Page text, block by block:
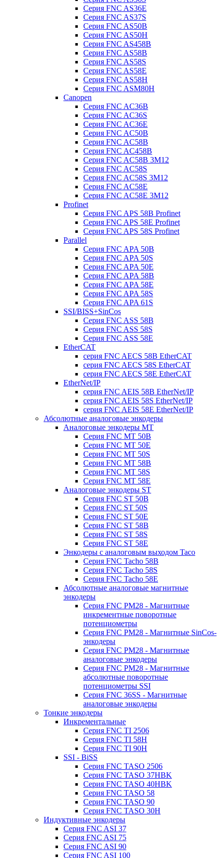
Серия FNC AS36E
Серия FNC AS37S
Серия FNC AS50B
Серия FNC AS50H
Серия FNC AS458B
Серия FNC AS58B
Серия FNC AS58S
Серия FNC AS58E
Серия FNC AS58H
Серия FNC ASM80H
Canopen
Серия FNC AC36B
Серия FNC AC36S
Серия FNC AC36E
Серия FNC AC50B
Серия FNC AC58B
Серия FNC AC458B
Серия FNC AC58B 3M12
Серия FNC AC58S
Серия FNC AC58S 3M12
Серия FNC AC58E
Серия FNC AC58E 3M12
Profinet
Серия FNC APS 58B Profinet
Серия FNC APS 58E Profinet
Серия FNC APS 58S Profinet
Parallel
Серия FNC APA 50B
Серия FNC APA 50S
Серия FNC APA 50E
Серия FNC APA 58B
Серия FNC APA 58E
Серия FNC APA 58S
Серия FNC APA 61S
SSI/BISS+SinCos
Серия FNC ASS 58B
Серия FNC ASS 58S
Серия FNC ASS 58E
EtherCAT
серия FNC AECS 58B EtherCAT
серия FNC AECS 58S EtherCAT
серия FNC AECS 58E EtherCAT
EtherNet/IP
серия FNC AEIS 58B EtherNet/IP
серия FNC AEIS 58S EtherNet/IP
серия FNC AEIS 58E EtherNet/IP
Абсолютные аналоговые энкодеры
Аналоговые энкодеры MT
Серия FNC MT 50B
Серия FNC MT 50E
Серия FNC MT 50S
Серия FNC MT 58B
Серия FNC MT 58S
Серия FNC MT 58E
Аналоговые энкодеры ST
Серия FNC ST 50B
Серия FNC ST 50S
Серия FNC ST 50E
Серия FNC ST 58B
Серия FNC ST 58S
Серия FNC ST 58E
Энкодеры с аналоговым выходом Taco
Серия FNC Tacho 58B
Серия FNC Tacho 58S
Серия FNC Tacho 58E
Абсолютные аналоговые магнитные
энкодеры
Серия FNC PM28 - Магнитные
инкрементные поворотные
потенциометры
Серия FNC PM28 - Магнитные SinCos-
энкодеры
Серия FNC PM28 - Магнитные
аналоговые энкодеры
Серия FNC PM28 - Магнитные
абсолютные поворотные
потенциометры SSI
Серия FNC 36SS - Магнитные
аналоговые энкодеры
Тонкие энкодеры
Инкрементальные
Серия FNC TI 2506
Серия FNC TI 58H
Серия FNC TI 90H
SSI - BiSS
Серия FNC TASO 2506
Серия FNC TASO 37HBK
Серия FNC TASO 40HBK
Серия FNC TASO 58
Серия FNC TASO 90
Серия FNC TASO 30H
Индуктивные энкодеры
Серия FNC ASI 37
Серия FNC ASI 75
Серия FNC ASI 90
Серия FNC ASI 100